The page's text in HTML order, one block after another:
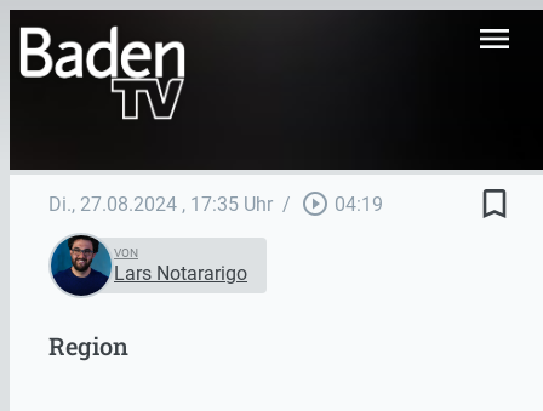
menu
Di., 27.08.2024 , 17:35 Uhr / play_circle_outline 04:19 bookmark_border
VON
Lars Notararigo
Region